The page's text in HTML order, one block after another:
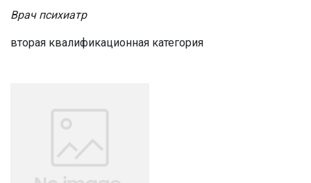
Врач психиатр
вторая квалификационная категория